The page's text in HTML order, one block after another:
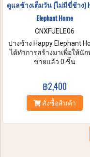
ดูแลช้างเต็มวัน (ไม่มีขี่ช้าง)
Elephant Home
CNXFUELE06
ปางช้าง Happy Elephant
ได้ทำการสร้างมาเพื่อให้นัก
เที่ยวได้รับประสบการณ์ที่
เหล่านี้ เพลิดเพลินได้ทั้งวันกับ
ให้อาหาร อาบน้ำแก่ช้าง และ
เรียนรู้ข้อเท็จจริงที่น่าสนใจเ
ขายแล้ว 0 ชิ้น
฿2,400
สั่งซื้อสินค้า